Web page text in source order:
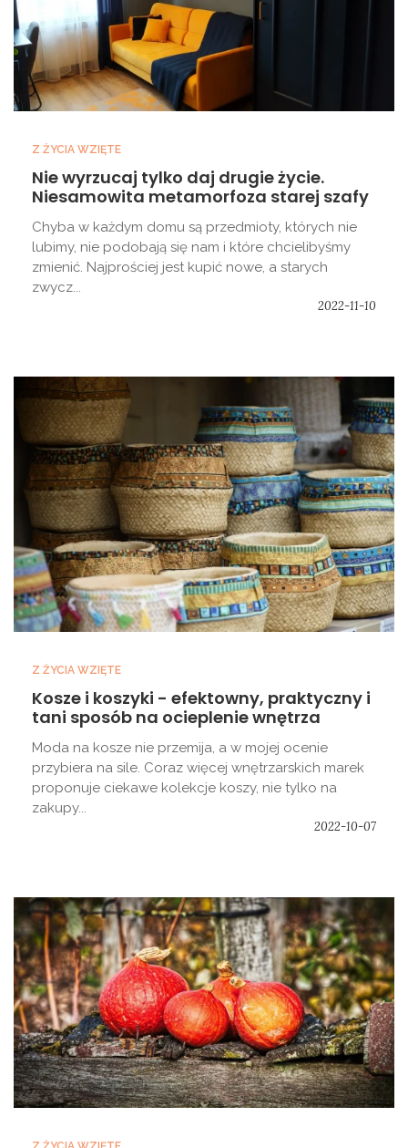
Z ŻYCIA WZIĘTE
Nie wyrzucaj tylko daj drugie życie.
Niesamowita metamorfoza starej szafy
Chyba w każdym domu są przedmioty, których nie
lubimy, nie podobają się nam i które chcielibyśmy
zmienić. Najprościej jest kupić nowe, a starych
zwycz...
2022-11-10
Z ŻYCIA WZIĘTE
Kosze i koszyki - efektowny, praktyczny i
tani sposób na ocieplenie wnętrza
Moda na kosze nie przemija, a w mojej ocenie
przybiera na sile. Coraz więcej wnętrzarskich marek
proponuje ciekawe kolekcje koszy, nie tylko na
zakupy...
2022-10-07